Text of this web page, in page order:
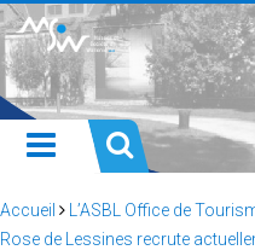
Accueil
L’ASBL Office de
Rose de Lessines recrute